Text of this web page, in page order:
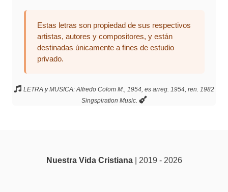
Estas letras son propiedad de sus respectivos
artistas, autores y compositores, y están
destinadas únicamente a fines de estudio
privado.
LETRA y MUSICA: Alfredo Colom M., 1954, es arreg. 1954, ren. 1982
Singspiration Music.
Nuestra Vida Cristiana| 2019 - 2026